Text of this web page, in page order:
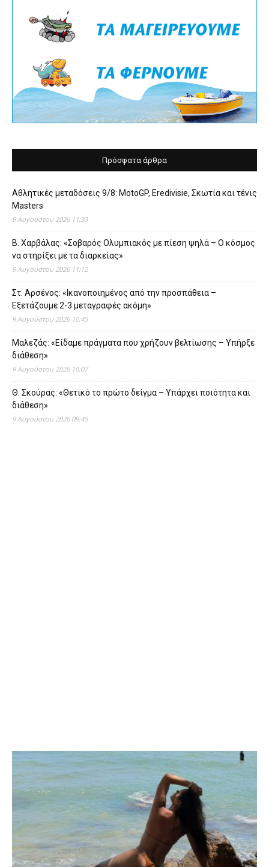
Πρόσφατα άρθρα
Αθλητικές μεταδόσεις 9/8: MotoGP, Eredivisie, Σκωτία και τένις
Masters
9 Αυγούστου 2026 11:33
Β. Χαρβάλας: «Σοβαρός Ολυμπιακός με πίεση ψηλά – Ο κόσμος
να στηρίξει με τα διαρκείας»
9 Αυγούστου 2026 11:12
Στ. Αρσένος: «Ικανοποιημένος από την προσπάθεια –
Εξετάζουμε 2-3 μεταγραφές ακόμη»
9 Αυγούστου 2026 10:45
Μαλεζάς: «Είδαμε πράγματα που χρήζουν βελτίωσης – Υπήρξε
διάθεση»
9 Αυγούστου 2026 10:07
Θ. Σκούρας: «Θετικό το πρώτο δείγμα – Υπάρχει ποιότητα και
διάθεση»
9 Αυγούστου 2026 09:45